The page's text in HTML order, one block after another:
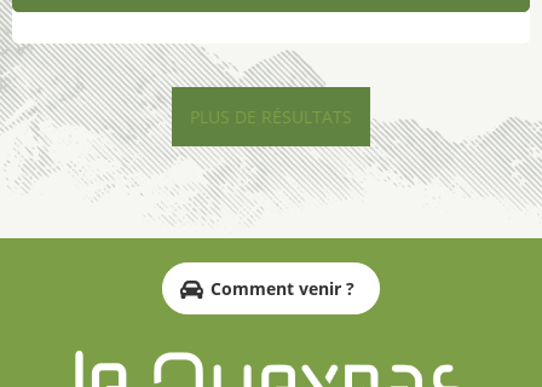
PLUS DE RÉSULTATS
Comment venir ?